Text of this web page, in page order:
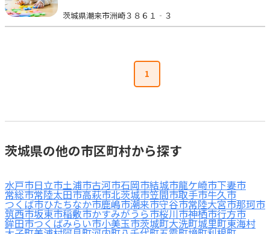
茨城県潮来市洲崎３８６１‐３
1
茨城県の他の市区町村から探す
水戸市日立市土浦市古河市石岡市結城市龍ケ崎市下妻市
常総市常陸太田市高萩市北茨城市笠間市取手市牛久市
つくば市ひたちなか市鹿嶋市潮来市守谷市常陸大宮市那珂市
筑西市坂東市稲敷市かすみがうら市桜川市神栖市行方市
鉾田市つくばみらい市小美玉市茨城町大洗町城里町東海村